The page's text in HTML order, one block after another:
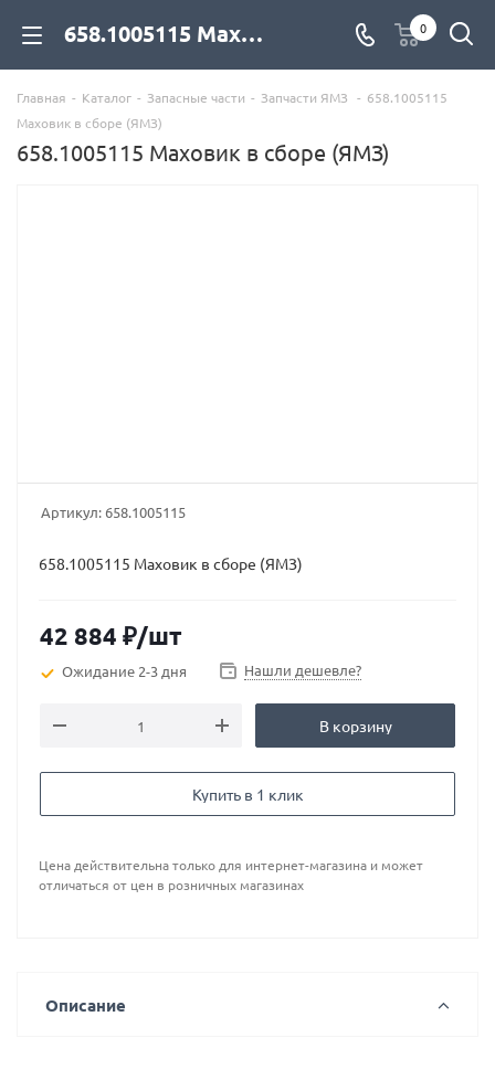
658.1005115 Маховик в сборе (ЯМЗ) для дизельных двигателей купить со склада с доставкой по цене официального дилера - компания Дизель Экспорт 0
Главная - Каталог - Запасные части - Запчасти ЯМЗ - 658.1005115
Маховик в сборе (ЯМЗ)
658.1005115 Маховик в сборе (ЯМЗ)
Артикул:658.1005115
658.1005115 Маховик в сборе (ЯМЗ)
42 884 ₽/шт
Ожидание 2-3 дня Нашли дешевле?
В корзину
Купить в 1 клик
Цена действительна только для интернет-магазина и может
отличаться от цен в розничных магазинах
Описание